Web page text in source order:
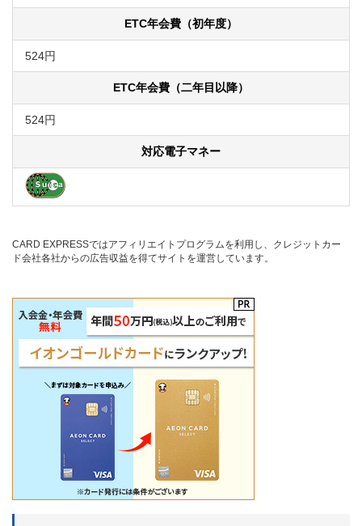
ETC年会費（初年度）
524円
ETC年会費（二年目以降）
524円
対応電子マネー
CARD EXPRESSではアフィリエイトプログラムを利用し、クレジットカー
ド会社各社からの広告収益を得てサイトを運営しています。